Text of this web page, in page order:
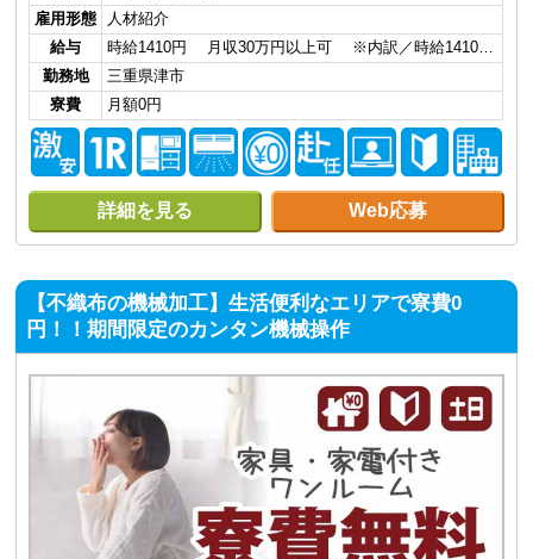
雇用形態
人材紹介
給与
時給1410円 月収30万円以上可 ※内訳／時給1410…
勤務地
三重県津市
寮費
月額0円
詳細を見る Web応募
【不織布の機械加工】生活便利なエリアで寮費0
円！！期間限定のカンタン機械操作